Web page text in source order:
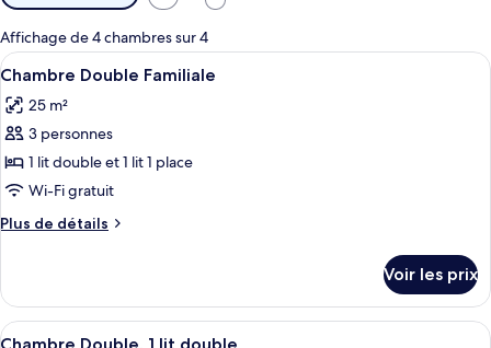
disponibles
pour
les
chambres
Affichage de 4 chambres sur 4
Afficher
toutes
les
photos
pour
ce
type
de
Chambre
Double
Familiale
Une chambre d’hôtel avec un lit, un
9
Chambre Double Familiale
25 m²
3 personnes
1 lit double et 1 lit 1 place
Wi-Fi gratuit
Plus de détails
Plus
le
type
de
Voir les prix
Afficher
Une chambre d’hôtel avec un grand
9